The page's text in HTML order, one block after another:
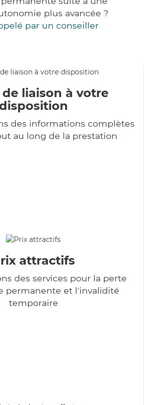
plus avancée ?
par un conseiller
de liaison à votre
des informations complètes
au long de la prestation
attractifs
des services pour la perte
permanente et l'invalidité
temporaire